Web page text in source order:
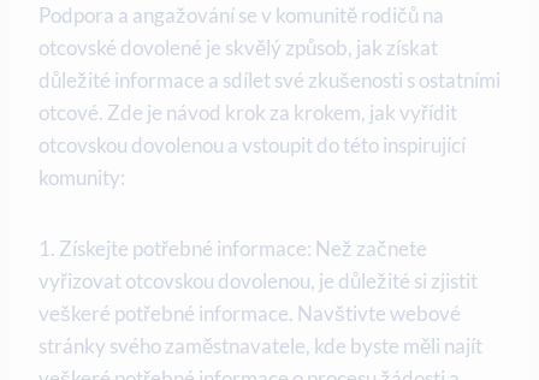
Podpora a angažování se v komunitě rodičů⁢ na
⁢otcovské‍ dovolené ‍je skvělý způsob, jak získat
důležité​ informace⁣ a sdílet své​ zkušenosti s ostatními
otcové. ‍Zde⁢ je návod krok za ⁢krokem, jak ⁢vyřídit⁤
otcovskou⁤ dovolenou ‍a‌ vstoupit do této inspirující
‌komunity:
1. Získejte potřebné informace: Než začnete
vyřizovat otcovskou⁣ dovolenou, je důležité ⁤si zjistit
veškeré potřebné informace. Navštivte webové ​
stránky⁤ svého zaměstnavatele, kde byste měli najít